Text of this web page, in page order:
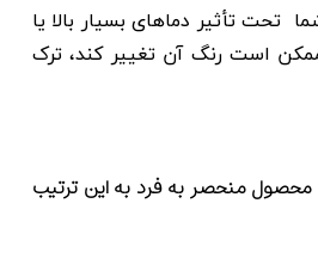
تحت تأثیر دماهای بسیار بالا یا
ممکن است رنگ آن تغییر کند، ترک
منحصر به فرد به این ترتیب